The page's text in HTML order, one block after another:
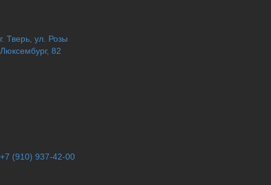
г. Тверь, ул. Розы
Люксембург, 82
+7 (910) 937-42-00